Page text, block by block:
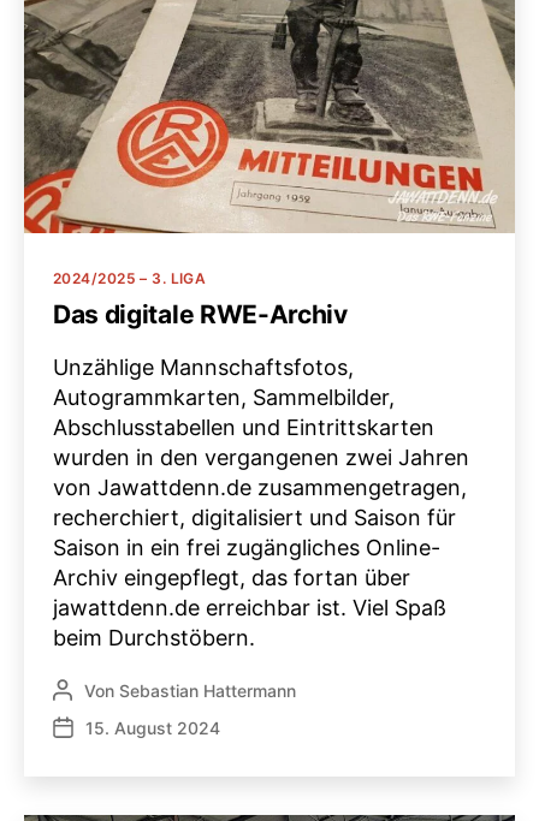
Kategorien
2024/2025 – 3. LIGA
Das digitale RWE-Archiv
Unzählige Mannschaftsfotos,
Autogrammkarten, Sammelbilder,
Abschlusstabellen und Eintrittskarten
wurden in den vergangenen zwei Jahren
von Jawattdenn.de zusammengetragen,
recherchiert, digitalisiert und Saison für
Saison in ein frei zugängliches Online-
Archiv eingepflegt, das fortan über
jawattdenn.de erreichbar ist. Viel Spaß
beim Durchstöbern.
Beitragsautor
Von Sebastian Hattermann
Veröffentlichungsdatum
15. August 2024